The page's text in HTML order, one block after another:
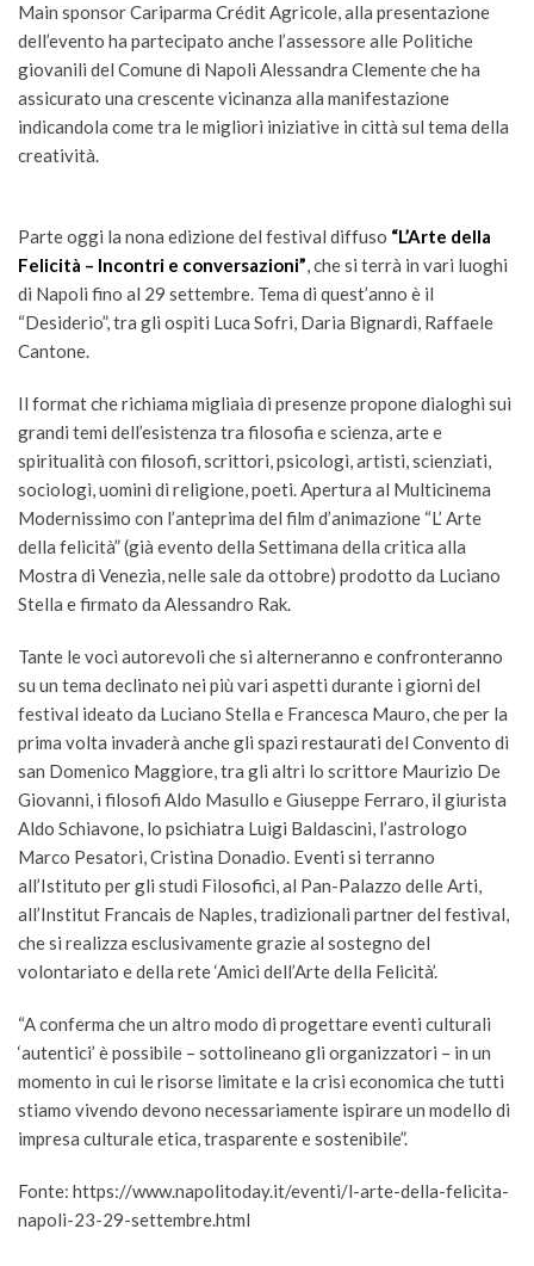
Main sponsor Cariparma Crédit Agricole, alla presentazione
dell’evento ha partecipato anche l’assessore alle Politiche
giovanili del Comune di Napoli Alessandra Clemente che ha
assicurato una crescente vicinanza alla manifestazione
indicandola come tra le migliori iniziative in città sul tema della
creatività.
Parte oggi la nona edizione del festival diffuso “L’Arte della
Felicità – Incontri e conversazioni”, che si terrà in vari luoghi
di Napoli fino al 29 settembre. Tema di quest’anno è il
“Desiderio”, tra gli ospiti Luca Sofri, Daria Bignardi, Raffaele
Cantone.
Il format che richiama migliaia di presenze propone dialoghi sui
grandi temi dell’esistenza tra filosofia e scienza, arte e
spiritualità con filosofi, scrittori, psicologi, artisti, scienziati,
sociologi, uomini di religione, poeti. Apertura al Multicinema
Modernissimo con l’anteprima del film d’animazione “L’ Arte
della felicità” (già evento della Settimana della critica alla
Mostra di Venezia, nelle sale da ottobre) prodotto da Luciano
Stella e firmato da Alessandro Rak.
Tante le voci autorevoli che si alterneranno e confronteranno
su un tema declinato nei più vari aspetti durante i giorni del
festival ideato da Luciano Stella e Francesca Mauro, che per la
prima volta invaderà anche gli spazi restaurati del Convento di
san Domenico Maggiore, tra gli altri lo scrittore Maurizio De
Giovanni, i filosofi Aldo Masullo e Giuseppe Ferraro, il giurista
Aldo Schiavone, lo psichiatra Luigi Baldascini, l’astrologo
Marco Pesatori, Cristina Donadio. Eventi si terranno
all’Istituto per gli studi Filosofici, al Pan-Palazzo delle Arti,
all’Institut Francais de Naples, tradizionali partner del festival,
che si realizza esclusivamente grazie al sostegno del
volontariato e della rete ‘Amici dell’Arte della Felicità’.
“A conferma che un altro modo di progettare eventi culturali
‘autentici’ è possibile – sottolineano gli organizzatori – in un
momento in cui le risorse limitate e la crisi economica che tutti
stiamo vivendo devono necessariamente ispirare un modello di
impresa culturale etica, trasparente e sostenibile”.
Fonte: https://www.napolitoday.it/eventi/l-arte-della-felicita-
napoli-23-29-settembre.html